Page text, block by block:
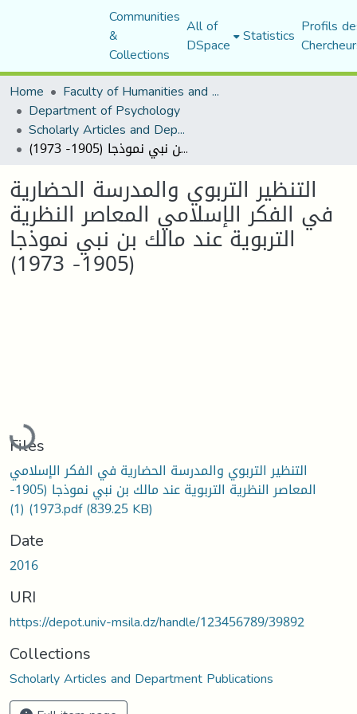
Communities
&
Collections
All of
DSpace Statistics Profils
Home
Faculty of Humanities and Social Sciences
Department of Psychology
Scholarly Articles and Department Publications
التنظير التربوي والمدرسة الحضارية في الفكر الإسلامي المعاصر النظرية التربوية عند مالك بن نبي نموذجا (1905- 1973)
التنظير التربوي والمدرسة الحضارية
في الفكر الإسلامي المعاصر النظرية
التربوية عند مالك بن نبي نموذجا
(1905- 1973)
Loading...
Files
التنظير التربوي والمدرسة الحضارية في الفكر الإسلامي
المعاصر النظرية التربوية عند مالك بن نبي نموذجا (1905-
1973) (1).pdf(839.25 KB)
Date
2016
URI
https://depot.univ-msila.dz/handle/123456789/39892
Collections
Scholarly Articles and Department Publications